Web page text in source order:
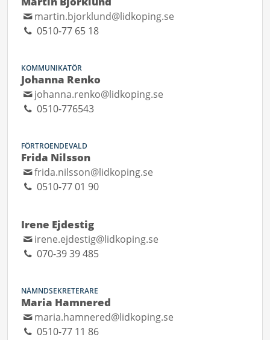
martin.bjorklund@lidkoping.se
0510-77 65 18
KOMMUNIKATÖR
Johanna Renko
johanna.renko@lidkoping.se
0510-776543
FÖRTROENDEVALD
Frida Nilsson
frida.nilsson@lidkoping.se
0510-77 01 90
Irene Ejdestig
irene.ejdestig@lidkoping.se
070-39 39 485
NÄMNDSEKRETERARE
Maria Hamnered
maria.hamnered@lidkoping.se
0510-77 11 86